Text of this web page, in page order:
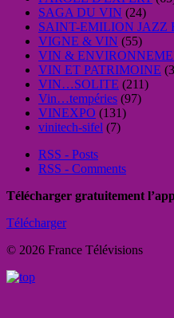
SAGA DU VIN (24)
SAINT-EMILION JAZZ
VIGNE & VIN (55)
VIN &
VIN ET PATRIMOINE
VIN…SOLITE (211)
Vin…tempéries (97)
VINEXPO (131)
vinitech-sifel (7)
RSS - Posts
RSS - Comments
Télécharger gratuitement
Télécharger
© 2026 France Télévisions